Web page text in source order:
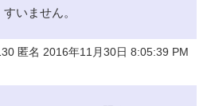
いません。
匿名 2016年11月30日 8:05:39 PM